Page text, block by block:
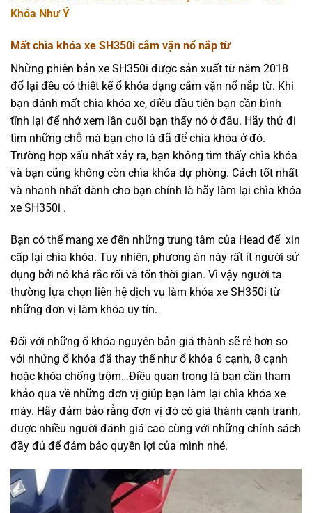
Khóa Như Ý
Mất chìa khóa xe SH350i cắm vặn nổ nắp từ
Những phiên bản xe SH350i được sản xuất từ năm 2018
đổ lại đều có thiết kế ổ khóa dạng cắm vặn nổ nắp từ. Khi
bạn đánh mất chìa khóa xe, điều đầu tiên bạn cần bình
tĩnh lại để nhớ xem lần cuối bạn thấy nó ở đâu. Hãy thử đi
tìm những chỗ mà bạn cho là đã để chìa khóa ở đó.
Trường hợp xấu nhất xảy ra, bạn không tìm thấy chìa khóa
và bạn cũng không còn chìa khóa dự phòng. Cách tốt nhất
và nhanh nhất dành cho bạn chính là hãy làm lại chìa khóa
xe SH350i .
Bạn có thể mang xe đến những trung tâm của Head để xin
cấp lại chìa khóa. Tuy nhiên, phương án này rất ít người sử
dụng bởi nó khá rắc rối và tốn thời gian. Vì vậy người ta
thường lựa chọn liên hệ dịch vụ làm khóa xe SH350i từ
những đơn vị làm khóa uy tín.
Đối với những ổ khóa nguyên bản giá thành sẽ rẻ hơn so
với những ổ khóa đã thay thế như ổ khóa 6 cạnh, 8 cạnh
hoặc khóa chống trộm…Điều quan trọng là bạn cần tham
khảo qua về những đơn vị giúp bạn làm lại chìa khóa xe
máy. Hãy đảm bảo rằng đơn vị đó có giá thành cạnh tranh,
được nhiều người đánh giá cao cùng với những chính sách
đầy đủ để đảm bảo quyền lợi của mình nhé.